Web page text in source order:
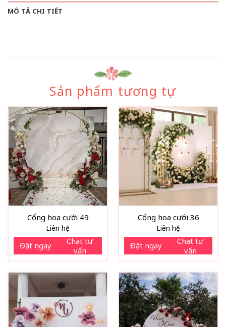
MÔ TẢ CHI TIẾT
Sản phẩm tương tự
Cổng hoa cưới 49
Liên hệ
Đặt ngay
Chat tư
vấn
Cổng hoa cưới 36
Liên hệ
Đặt ngay
Chat tư
vấn